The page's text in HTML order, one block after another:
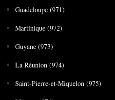
Guadeloupe (971)
Martinique (972)
Guyane (973)
La Réunion (974)
Saint-Pierre-et-Miquelon (975)